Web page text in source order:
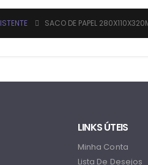
SACO DE PAPEL
LINKS ÚTEIS
Minha Conta
Lista De Desejos